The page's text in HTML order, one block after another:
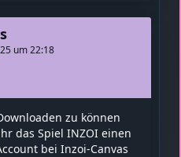
um 22:18
zu können
einen
bei Inzoi-Canvas